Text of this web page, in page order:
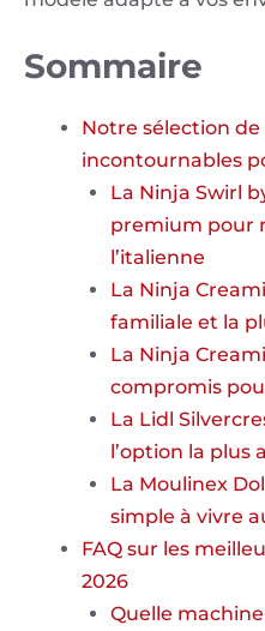
Sommaire
Notre sélection
incontournables
La Ninja Swirl
premium pour
l’italienne
La Ninja
familiale et la
La Ninja
compromis
La Lidl
l’option la plus
La Moulinex
simple à vivre
FAQ sur les
2026
Quelle